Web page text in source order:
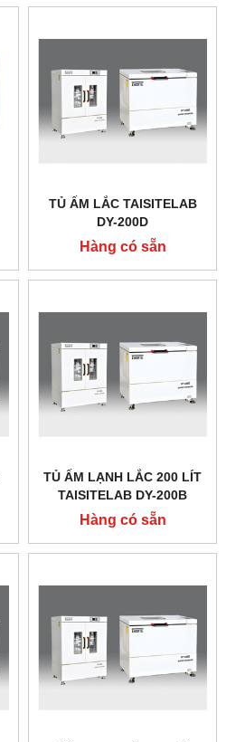
TỦ ẤM LẮC TAISITELAB
DY-200D
Hàng có sẵn
TỦ ẤM LẠNH LẮC 200 LÍT
TAISITELAB DY-200B
Hàng có sẵn